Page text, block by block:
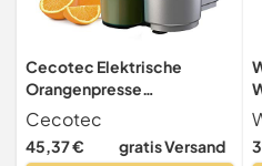
Cecotec Elektrische
Orangenpresse
EssentialVita Twice Black.
90 W, Doppelkopf und -
schneider,
Cecotec
45,37 € gratis Versand